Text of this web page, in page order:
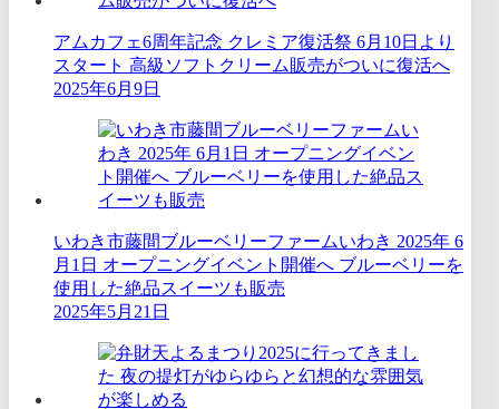
アムカフェ6周年記念 クレミア復活祭 6月10日より
スタート 高級ソフトクリーム販売がついに復活へ
2025年6月9日
いわき市藤間ブルーベリーファームいわき 2025年 6
月1日 オープニングイベント開催へ ブルーベリーを
使用した絶品スイーツも販売
2025年5月21日